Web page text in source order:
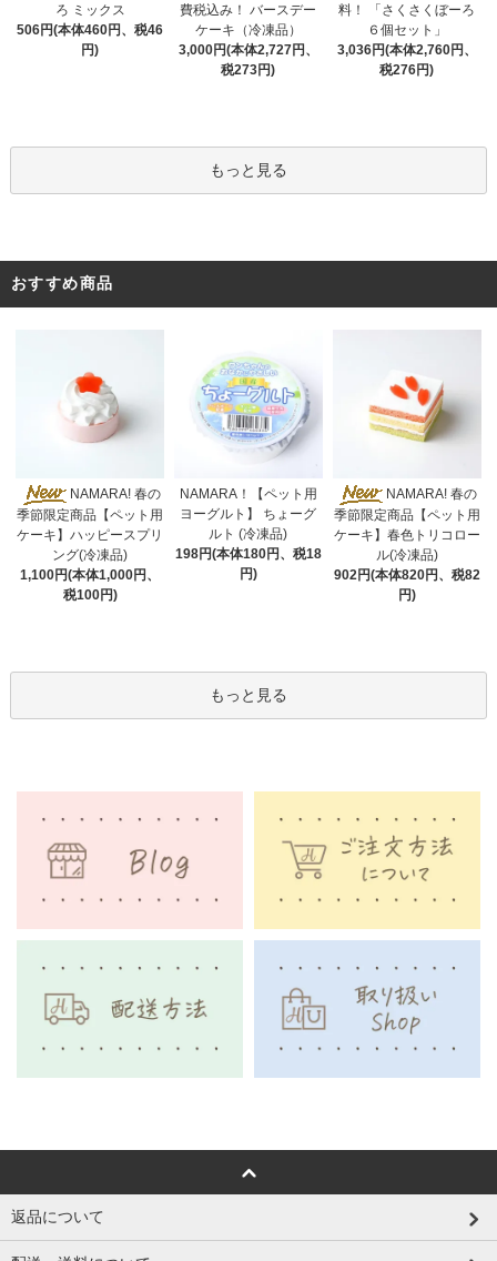
ろ ミックス
506円(本体460円、税46
円)
費税込み！ バースデー
ケーキ（冷凍品）
3,000円(本体2,727円、
税273円)
料！ 「さくさくぼーろ
６個セット」
3,036円(本体2,760円、
税276円)
もっと見る
おすすめ商品
NAMARA! 春の
季節限定商品【ペット用
ケーキ】ハッピースプリ
ング(冷凍品)
1,100円(本体1,000円、
税100円)
NAMARA！【ペット用
ヨーグルト】 ちょーグ
ルト (冷凍品)
198円(本体180円、税18
円)
NAMARA! 春の
季節限定商品【ペット用
ケーキ】春色トリコロー
ル(冷凍品)
902円(本体820円、税82
円)
もっと見る
返品について